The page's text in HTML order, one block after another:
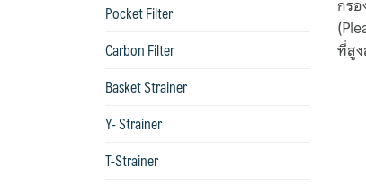
กรอ
ที่สู
Pocket Filter
Carbon Filter
Basket Strainer
Y- Strainer
T-Strainer